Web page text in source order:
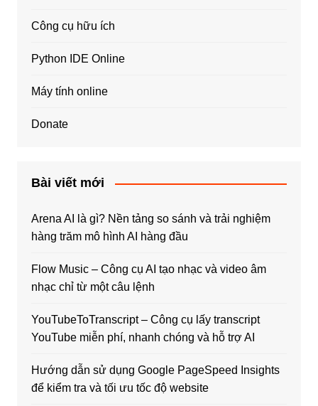
Công cụ hữu ích
Python IDE Online
Máy tính online
Donate
Bài viết mới
Arena AI là gì? Nền tảng so sánh và trải nghiệm
hàng trăm mô hình AI hàng đầu
Flow Music – Công cụ AI tạo nhạc và video âm
nhạc chỉ từ một câu lệnh
YouTubeToTranscript – Công cụ lấy transcript
YouTube miễn phí, nhanh chóng và hỗ trợ AI
Hướng dẫn sử dụng Google PageSpeed Insights
để kiểm tra và tối ưu tốc độ website